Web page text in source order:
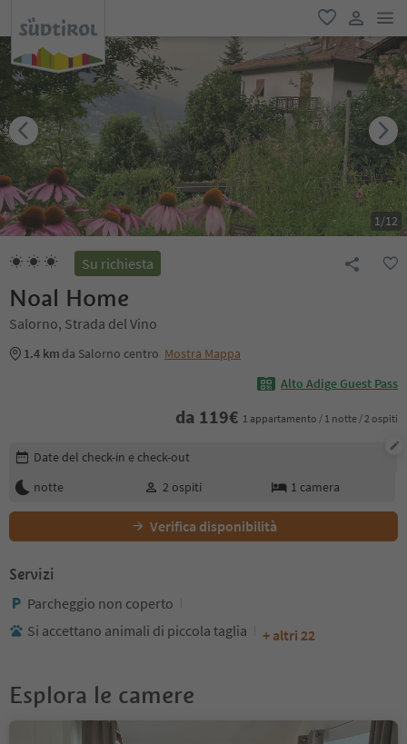
favoriti
user link
1/12
Su richiesta
Noal Home
Salorno, Strada del Vino
1.4 km da Salorno centro Mostra Mappa
Alto Adige Guest Pass
da 119€ 1 appartamento / 1 notte / 2 ospiti
Modifica i dettagli della prenotazione
Date del check-in e check-out
notte
2 ospiti 1 camera
Verifica disponibilità
Servizi
Parcheggio non coperto
Si accettano animali di piccola taglia
+ altri 22
Esplora le camere